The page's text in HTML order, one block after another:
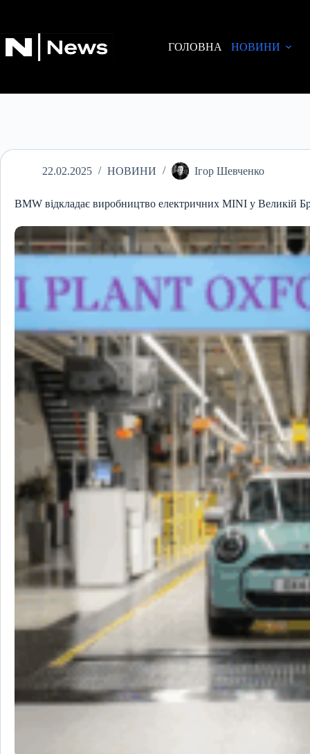
ГОЛОВНА
НОВИНИ
22.02.2025 НОВИНИ Ігор Шевченко
BMW відкладає виробництво електричних MINI у Великій